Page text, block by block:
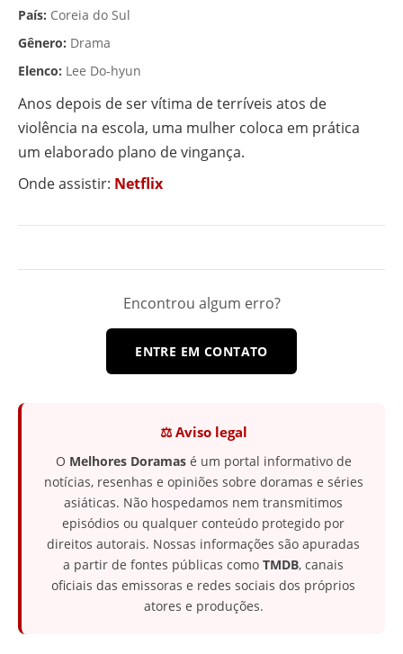
País: Coreia do Sul
Gênero: Drama
Elenco: Lee Do-hyun
Anos depois de ser vítima de terríveis atos de
violência na escola, uma mulher coloca em prática
um elaborado plano de vingança.
Onde assistir: Netflix
Encontrou algum erro?
ENTRE EM CONTATO
⚖️ Aviso legal
O Melhores Doramasé um portal informativo de
notícias, resenhas e opiniões sobre doramas e séries
asiáticas. Não hospedamos nem transmitimos
episódios ou qualquer conteúdo protegido por
direitos autorais. Nossas informações são apuradas
a partir de fontes públicas como TMDB, canais
oficiais das emissoras e redes sociais dos próprios
atores e produções.